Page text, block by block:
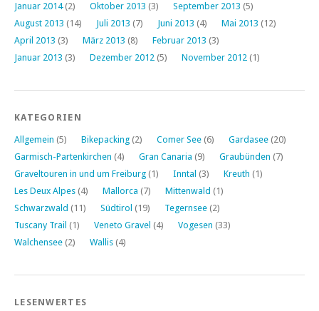
Januar 2014(2) Oktober 2013 (3) September 2013 (5)
August 2013 (14) Juli 2013 (7) Juni 2013 (4) Mai 2013 (12)
April 2013 (3) März 2013 (8) Februar 2013 (3)
Januar 2013 (3) Dezember 2012 (5) November 2012 (1)
KATEGORIEN
Allgemein (5) Bikepacking (2) Comer See (6) Gardasee (20)
Garmisch-Partenkirchen (4) Gran Canaria (9) Graubünden (7)
Graveltouren in und um Freiburg (1) Inntal (3) Kreuth (1)
Les Deux Alpes (4) Mallorca (7) Mittenwald (1)
Schwarzwald (11) Südtirol (19) Tegernsee (2)
Tuscany Trail (1) Veneto Gravel (4) Vogesen (33)
Walchensee (2) Wallis (4)
LESENWERTES